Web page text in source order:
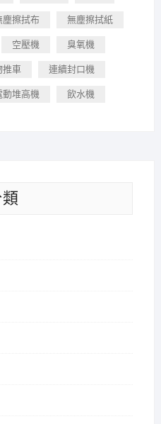
塵擦拭布 無塵擦拭紙
空壓機 臭氧機
推車 連續封口機
動堆高機 飲水機